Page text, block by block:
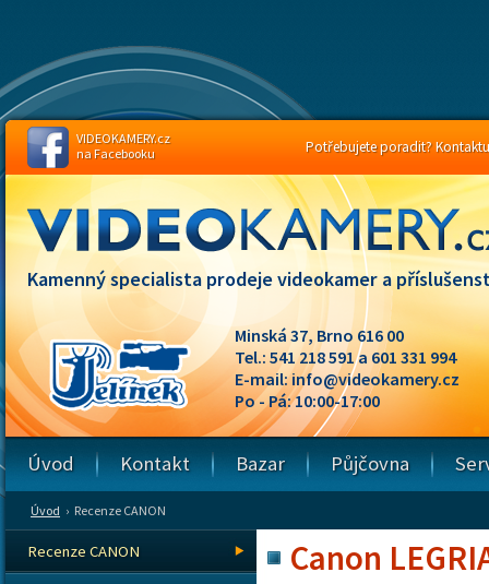
Kamenný specialista prodeje videokamer a
Minská 37, Brno 616 00
Tel.: 541 218 591 a 601 331 994
E-mail:info@videokamery.cz
Po - Pá: 10:00-17:00
Úvod › Recenze CANON
Canon
Recenze CANON
Úvod Kontakt Bazar Půjčovna
VIDEOKAMERY.cz
na Facebooku
Potřebujete poradit?